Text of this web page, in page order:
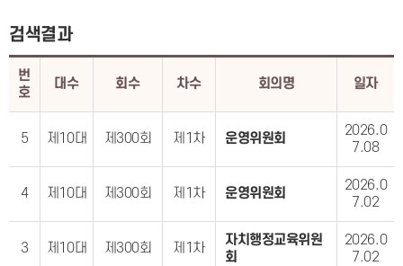
검색결과
번
호
대수 회수 차수 회의명 일자
5 제10대 제300회 제1차 운영위원회
2026.0
7.08
4 제10대 제300회 제1차 운영위원회
2026.0
7.02
3 제10대 제300회 제1차
자치행정교육위원
회
2026.0
7.02